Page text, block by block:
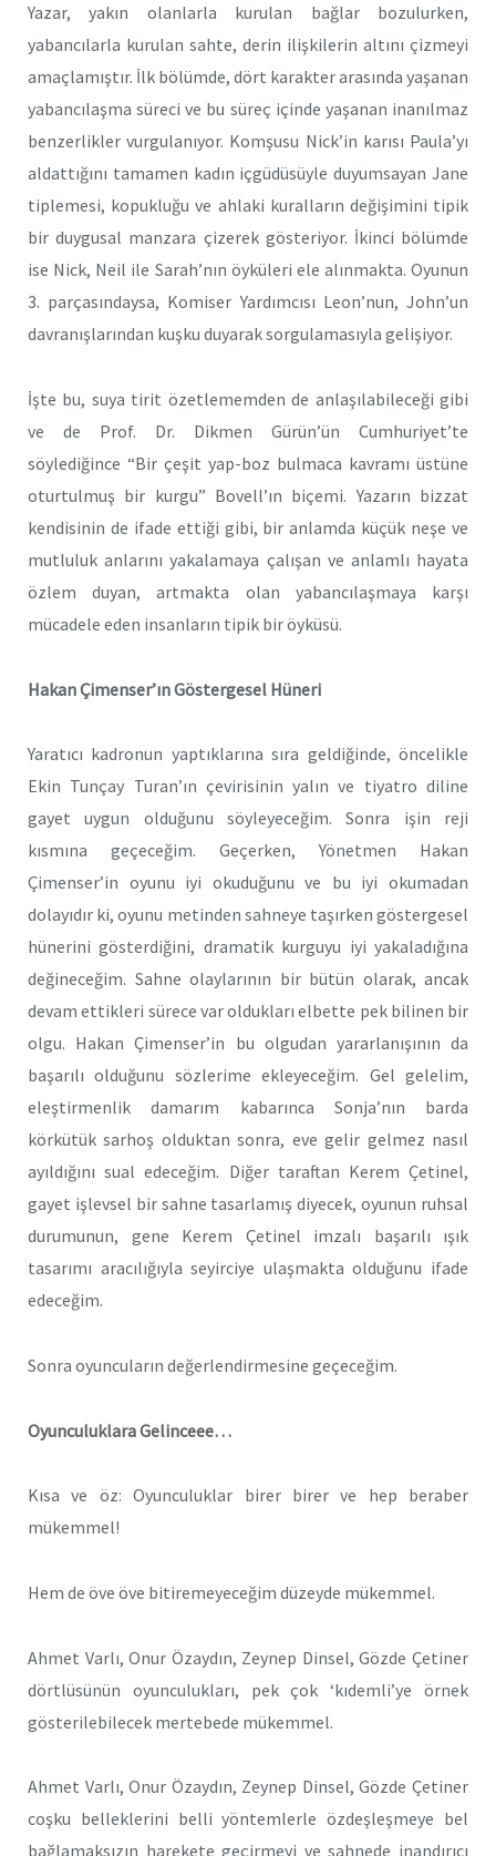
Yazar, yakın olanlarla kurulan bağlar bozulurken,
yabancılarla kurulan sahte, derin ilişkilerin altını çizmeyi
amaçlamıştır. İlk bölümde, dört karakter arasında yaşanan
yabancılaşma süreci ve bu süreç içinde yaşanan inanılmaz
benzerlikler vurgulanıyor. Komşusu Nick’in karısı Paula’yı
aldattığını tamamen kadın içgüdüsüyle duyumsayan Jane
tiplemesi, kopukluğu ve ahlaki kuralların değişimini tipik
bir duygusal manzara çizerek gösteriyor. İkinci bölümde
ise Nick, Neil ile Sarah’nın öyküleri ele alınmakta. Oyunun
3. parçasındaysa, Komiser Yardımcısı Leon’nun, John’un
davranışlarından kuşku duyarak sorgulamasıyla gelişiyor.
İşte bu, suya tirit özetlememden de anlaşılabileceği gibi
ve de Prof. Dr. Dikmen Gürün’ün Cumhuriyet’te
söylediğince “Bir çeşit yap-boz bulmaca kavramı üstüne
oturtulmuş bir kurgu” Bovell’ın biçemi. Yazarın bizzat
kendisinin de ifade ettiği gibi, bir anlamda küçük neşe ve
mutluluk anlarını yakalamaya çalışan ve anlamlı hayata
özlem duyan, artmakta olan yabancılaşmaya karşı
mücadele eden insanların tipik bir öyküsü.
Hakan Çimenser’ın Göstergesel Hüneri
Yaratıcı kadronun yaptıklarına sıra geldiğinde, öncelikle
Ekin Tunçay Turan’ın çevirisinin yalın ve tiyatro diline
gayet uygun olduğunu söyleyeceğim. Sonra işin reji
kısmına geçeceğim. Geçerken, Yönetmen Hakan
Çimenser’in oyunu iyi okuduğunu ve bu iyi okumadan
dolayıdır ki, oyunu metinden sahneye taşırken göstergesel
hünerini gösterdiğini, dramatik kurguyu iyi yakaladığına
değineceğim. Sahne olaylarının bir bütün olarak, ancak
devam ettikleri sürece var oldukları elbette pek bilinen bir
olgu. Hakan Çimenser’in bu olgudan yararlanışının da
başarılı olduğunu sözlerime ekleyeceğim. Gel gelelim,
eleştirmenlik damarım kabarınca Sonja’nın barda
körkütük sarhoş olduktan sonra, eve gelir gelmez nasıl
ayıldığını sual edeceğim. Diğer taraftan Kerem Çetinel,
gayet işlevsel bir sahne tasarlamış diyecek, oyunun ruhsal
durumunun, gene Kerem Çetinel imzalı başarılı ışık
tasarımı aracılığıyla seyirciye ulaşmakta olduğunu ifade
edeceğim.
Sonra oyuncuların değerlendirmesine geçeceğim.
Oyunculuklara Gelinceee…
Kısa ve öz: Oyunculuklar birer birer ve hep beraber
mükemmel!
Hem de öve öve bitiremeyeceğim düzeyde mükemmel.
Ahmet Varlı, Onur Özaydın, Zeynep Dinsel, Gözde Çetiner
dörtlüsünün oyunculukları, pek çok ‘kıdemli’ye örnek
gösterilebilecek mertebede mükemmel.
Ahmet Varlı, Onur Özaydın, Zeynep Dinsel, Gözde Çetiner
coşku belleklerini belli yöntemlerle özdeşleşmeye bel
bağlamaksızın harekete geçirmeyi ve sahnede inandırıcı